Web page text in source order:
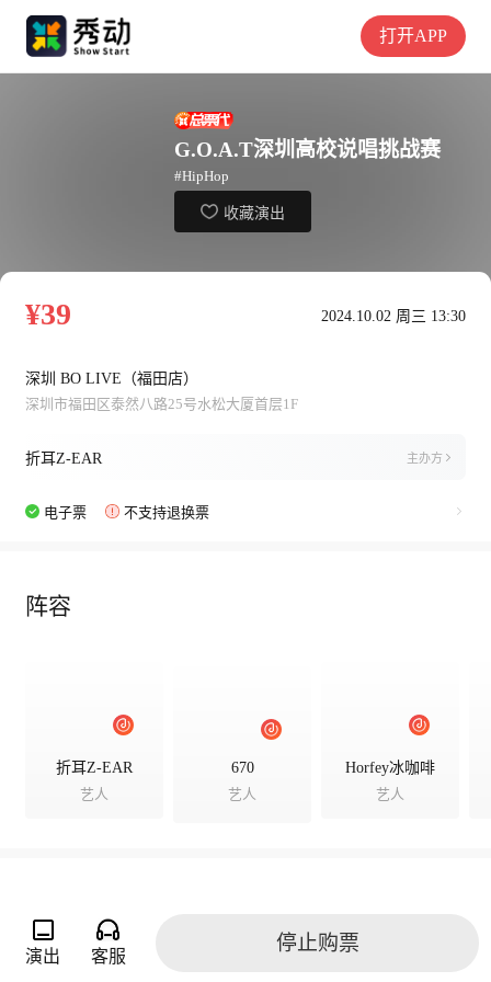
打开APP
G.O.A.T深圳高校说唱挑战赛
#HipHop
收藏演出
¥39 2024.10.02 周三 13:30
深圳 BO LIVE（福田店）
深圳市福田区泰然八路25号水松大厦首层1F
折耳Z-EAR 主办方
电子票 不支持退换票
阵容
折耳Z-EAR
艺人
670
艺人
Horfey冰咖啡
艺人
演出相册
演出 客服
停止购票